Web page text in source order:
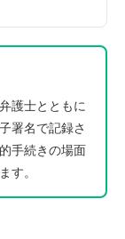
護士とともに
署名で記録さ
手続きの場面
す。